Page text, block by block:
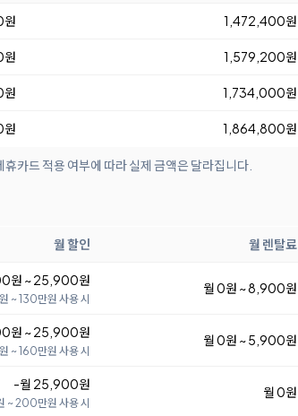
1,472,400원
1,579,200원
1,734,000원
1,864,800원
카드 적용 여부에 따라 실제 금액은 달라집니다.
월 할인 월 렌탈료
원 ~ 25,900원
~ 130만원 사용 시
월 0원 ~ 8,900원
원 ~ 25,900원
~ 160만원 사용 시
월 0원 ~ 5,900원
-월 25,900원
~ 200만원 사용 시
월 0원